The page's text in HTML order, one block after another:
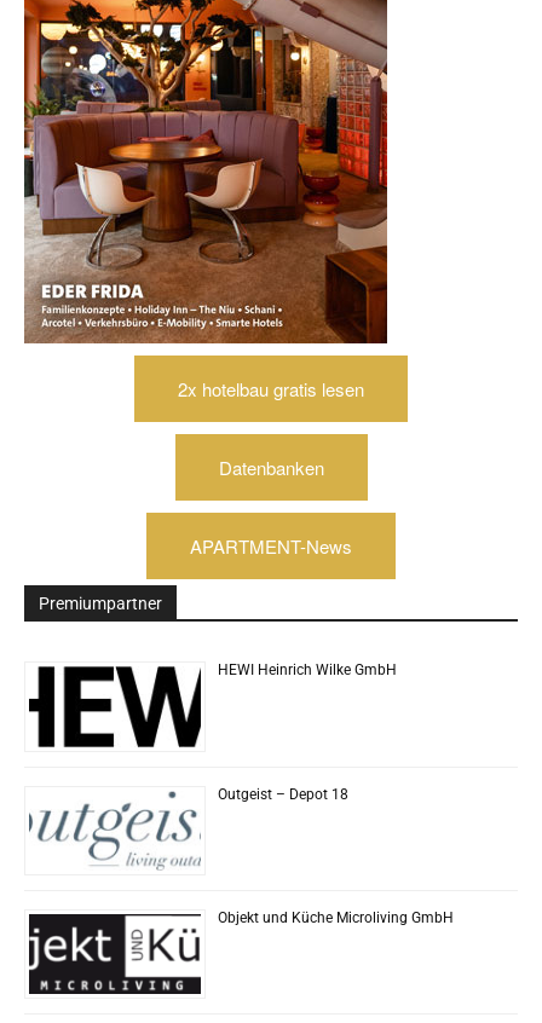
2x hotelbau gratis lesen
Datenbanken
APARTMENT-News
Premiumpartner
HEWI Heinrich Wilke GmbH
Outgeist – Depot 18
Objekt und Küche Microliving GmbH